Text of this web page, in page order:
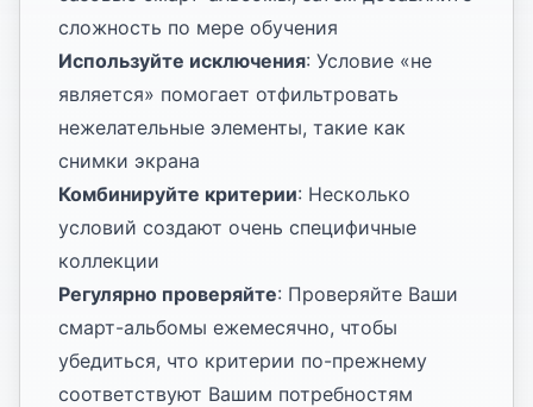
сложность по мере обучения
Используйте исключения: Условие «не
является» помогает отфильтровать
нежелательные элементы, такие как
снимки экрана
Комбинируйте критерии: Несколько
условий создают очень специфичные
коллекции
Регулярно проверяйте: Проверяйте Ваши
смарт-альбомы ежемесячно, чтобы
убедиться, что критерии по-прежнему
соответствуют Вашим потребностям